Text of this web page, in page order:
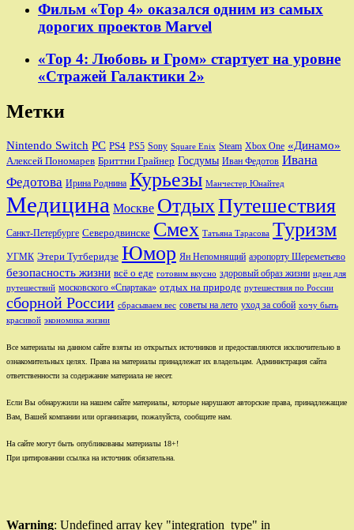
Фильм «Тор 4» оказался одним из самых
дорогих проектов Marvel
«Тор 4: Любовь и Гром» стартует на уровне
«Стражей Галактики 2»
Метки
Nintendo Switch PC PS4 PS5 Sony Square Enix Steam Xbox One «Динамо»
Алексей Пономарев Бриттни Грайнер Госдумы Иван Федотов Ивана
Федотова Ирина Роднина Курьезы Манчестер Юнайтед
Медицина Москве ОтдыхПутешествия
Санкт-Петербурге Северодвинске Смех Татьяна Тарасова Туризм
УГМК Этери Тутберидзе Юмор Ян Непомнящий аэропорту Шереметьево
безопасность жизни всё о еде готовим вкусно здоровый образ жизни идеи для
путешествий московского «Спартака» отдых на природе путешествия по России
сборной России сбрасываем вес советы на лето уход за собой хочу быть
красивой экономика жизни
Все материалы на данном сайте взяты из открытых источников и предоставляются исключительно в
ознакомительных целях. Права на материалы принадлежат их владельцам. Администрация сайта
ответственности за содержание материала не несет.
Если Вы обнаружили на нашем сайте материалы, которые нарушают авторские права, принадлежащие
Вам, Вашей компании или организации, пожалуйста, сообщите нам.
На сайте могут быть опубликованы материалы 18+!
При цитировании ссылка на источник обязательна.
Warning: Undefined array key "integration_type" in